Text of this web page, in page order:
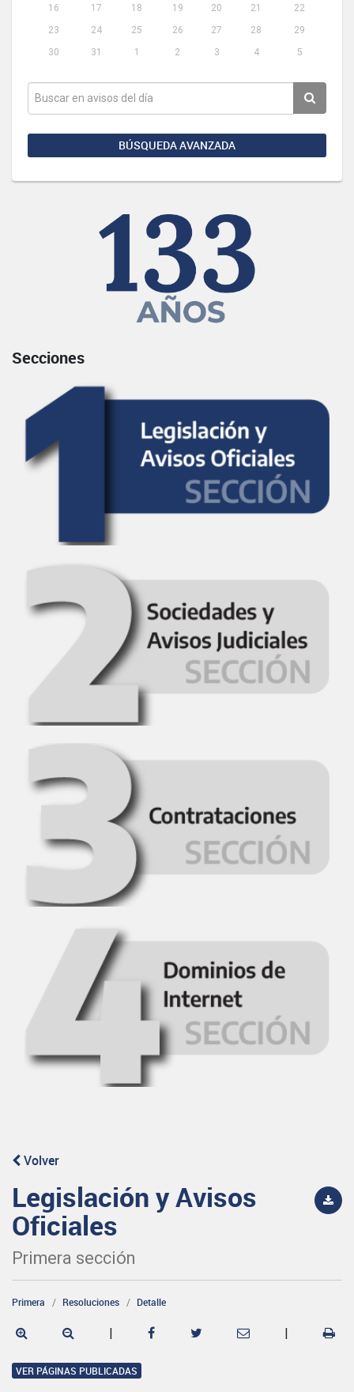
16
17 18 19 20 21
22
23
24 25 26 27 28
29
30
31 1 2 3 4 5
BÚSQUEDA AVANZADA
Secciones
Volver
Legislación y Avisos
Oficiales
Primera sección
Primera Resoluciones Detalle
| |
VER PÁGINAS PUBLICADAS